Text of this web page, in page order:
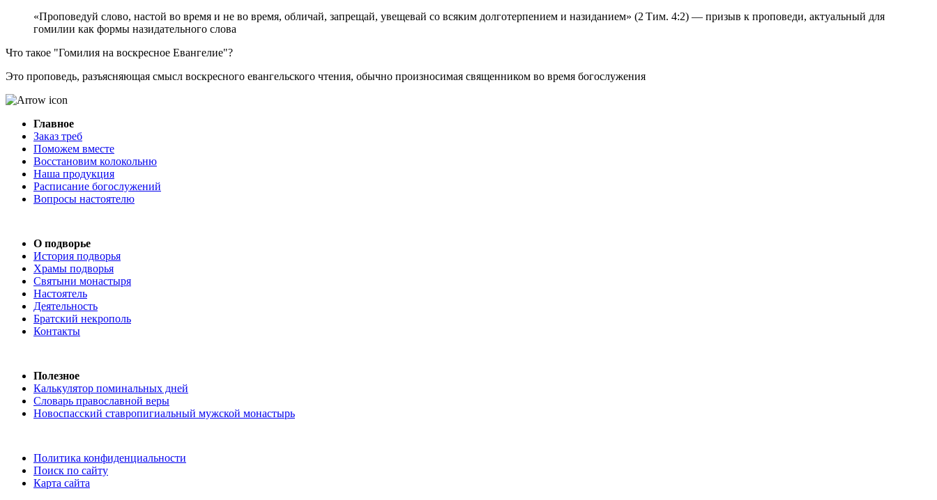
«Проповедуй слово, настой во время и не во время, обличай, запрещай, увещевай со всяким долготерпением и назиданием» (2 Тим. 4:2) — призыв к проповеди, актуальный для
гомилии как формы назидательного слова
Что такое "Гомилия на воскресное Евангелие"?
Это проповедь, разъясняющая смысл воскресного евангельского чтения, обычно произносимая священником во время богослужения
Главное
Заказ треб
Поможем вместе
Восстановим колокольню
Наша продукция
Расписание богослужений
Вопросы настоятелю
О подворье
История подворья
Храмы подворья
Святыни монастыря
Настоятель
Деятельность
Братский некрополь
Контакты
Полезное
Калькулятор поминальных дней
Словарь православной веры
Новоспасский ставропигиальный мужской монастырь
Политика конфиденциальности
Поиск по сайту
Карта сайта